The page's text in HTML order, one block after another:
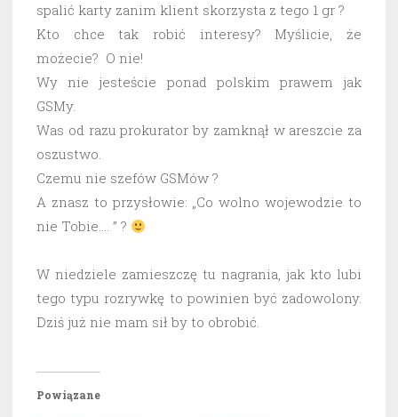
spalić karty zanim klient skorzysta z tego 1 gr ?
Kto chce tak robić interesy? Myślicie, że
możecie? O nie!
Wy nie jesteście ponad polskim prawem jak
GSMy.
Was od razu prokurator by zamknął w areszcie za
oszustwo.
Czemu nie szefów GSMów ?
A znasz to przysłowie: „Co wolno wojewodzie to
nie Tobie…. ” ?
W niedziele zamieszczę tu nagrania, jak kto lubi
tego typu rozrywkę to powinien być zadowolony.
Dziś już nie mam sił by to obrobić.
Powiązane